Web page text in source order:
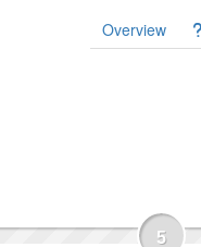
Overview